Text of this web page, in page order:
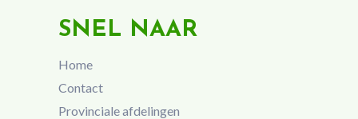
SNEL NAAR
Home
Contact
Provinciale afdelingen